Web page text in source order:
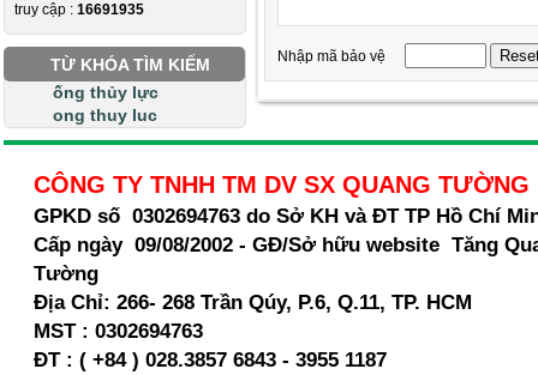
truy cập : 16691935
TỪ KHÓA TÌM KIẾM
ống thủy lực
ong thuy luc
Nhập mã bảo vệ
CÔNG TY TNHH TM DV SX QUANG TƯỜNG
GPKD số 0302694763 do Sở KH và ĐT TP Hồ Chí
Cấp ngày 09/08/2002 - GĐ/Sở hữu website Tăng
Tường
Địa Chỉ: 266- 268 Trần Qúy, P.6, Q.11, TP. HCM
MST : 0302694763
ĐT : ( +84 ) 028.3857 6843 - 3955 1187